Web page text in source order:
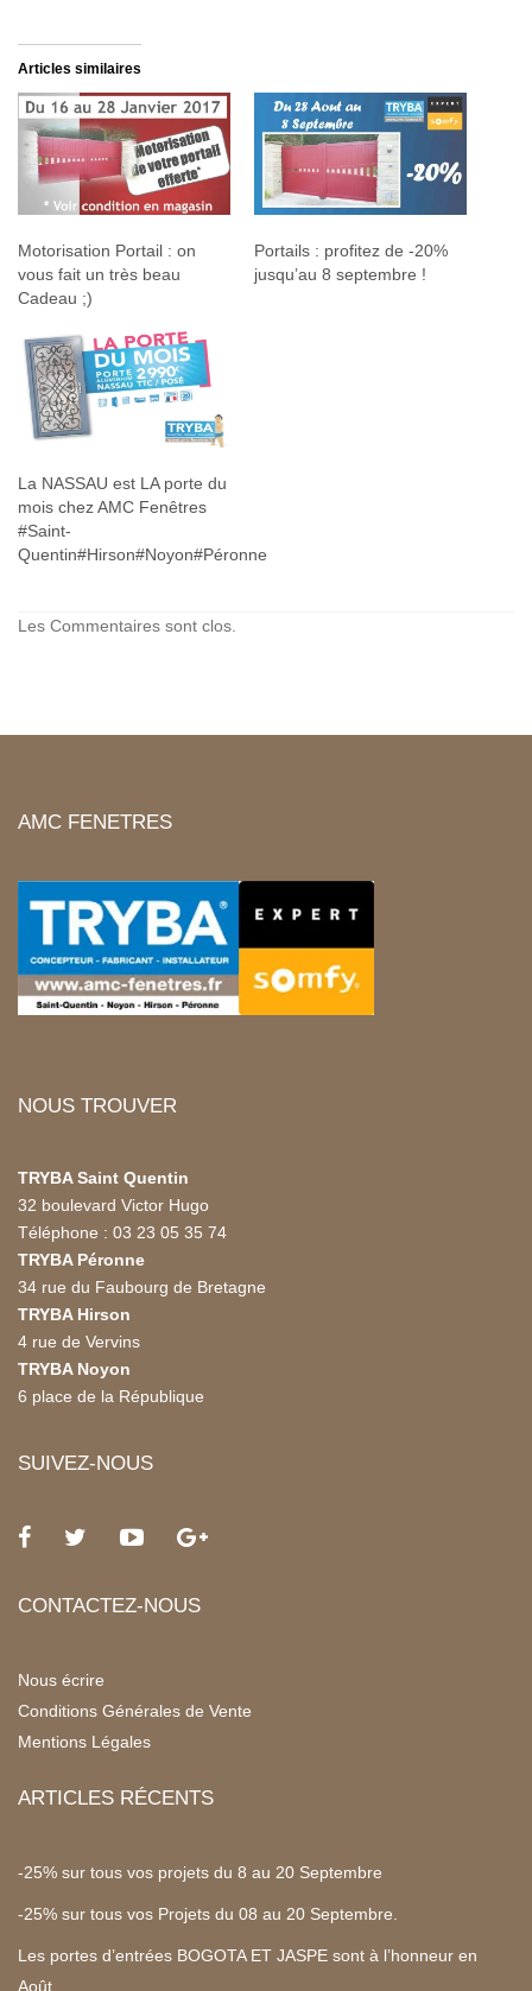
Articles similaires
Motorisation Portail : on
vous fait un très beau
Cadeau ;)
Portails : profitez de -20%
jusqu’au 8 septembre !
La NASSAU est LA porte du
mois chez AMC Fenêtres
#Saint-
Quentin#Hirson#Noyon#Péronne
Les Commentaires sont clos.
AMC FENETRES
NOUS TROUVER
TRYBA Saint Quentin
32 boulevard Victor Hugo
Téléphone : 03 23 05 35 74
TRYBA Péronne
34 rue du Faubourg de Bretagne
TRYBA Hirson
4 rue de Vervins
TRYBA Noyon
6 place de la République
SUIVEZ-NOUS
CONTACTEZ-NOUS
Nous écrire
Conditions Générales de Vente
Mentions Légales
ARTICLES RÉCENTS
-25% sur tous vos projets du 8 au 20 Septembre
-25% sur tous vos Projets du 08 au 20 Septembre.
Les portes d’entrées BOGOTA ET JASPE sont à l’honneur en
Août.